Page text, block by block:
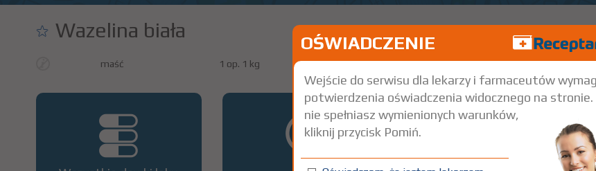
Wazelina biała
maść 1 op. 1 kg Na skórę
OŚWIADCZENIE
Wejście do serwisu dla lekarzy i farmaceutów
potwierdzenia oświadczenia widocznego na stronie.
nie spełniasz wymienionych warunków,
kliknij przycisk Pomiń.